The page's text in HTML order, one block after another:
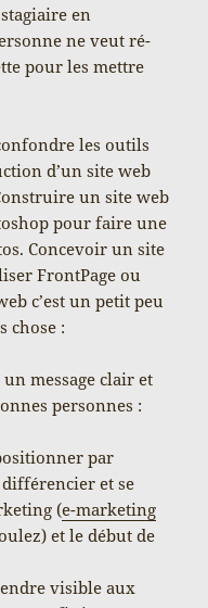
en
ne veut ré-
pour les mettre
les outils
d’un site web
un site web
pour faire une
Concevoir un site
FrontPage ou
c’est un petit peu
chose :
message clair et
personnes :
par
et se
(e-marketing
et le début de
visible aux